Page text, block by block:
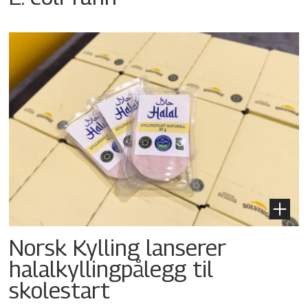
Norsk Kylling lanserer
halalkyllingpålegg til
skolestart